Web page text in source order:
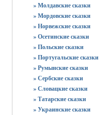
» Молдавские сказки
» Мордовские сказки
» Норвежские сказки
» Осетинские сказки
» Польские сказки
» Португальские сказки
» Румынские сказки
» Сербские сказки
» Словацкие сказки
» Татарские сказки
» Украинские сказки